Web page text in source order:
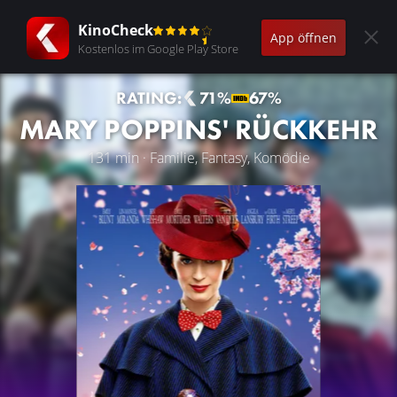
KinoCheck
Kostenlos im Google Play Store
App öffnen
RATING: 71% 67%
MARY POPPINS' RÜCKKEHR
131 min · Familie, Fantasy, Komödie